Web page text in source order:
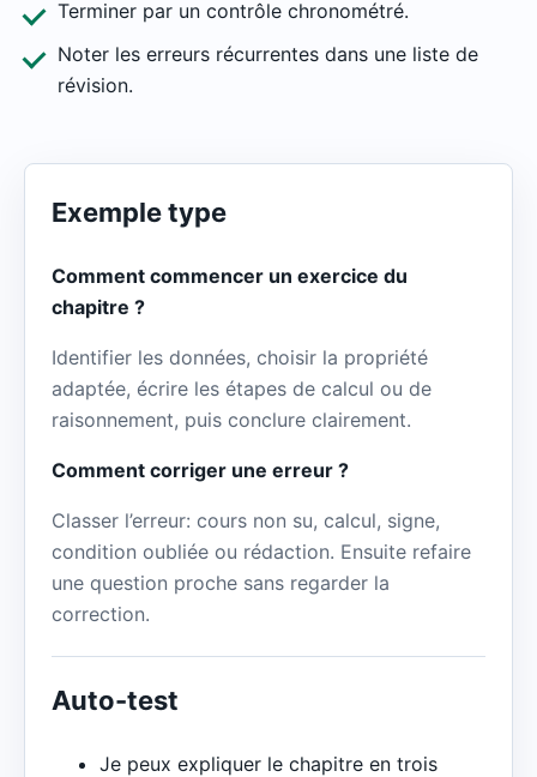
Terminer par un contrôle chronométré.
Noter les erreurs récurrentes dans une liste de
révision.
Exemple type
Comment commencer un exercice du
chapitre ?
Identifier les données, choisir la propriété
adaptée, écrire les étapes de calcul ou de
raisonnement, puis conclure clairement.
Comment corriger une erreur ?
Classer l’erreur: cours non su, calcul, signe,
condition oubliée ou rédaction. Ensuite refaire
une question proche sans regarder la
correction.
Auto-test
Je peux expliquer le chapitre en trois